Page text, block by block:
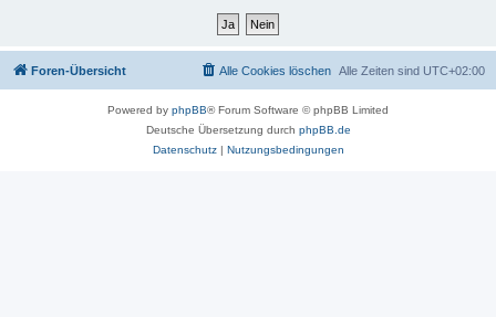
Foren-Übersicht Alle Zeiten sind UTC+02:00
Alle Cookies löschen
Powered by phpBB® Forum Software © phpBB Limited
Deutsche Übersetzung durch phpBB.de
Datenschutz| Nutzungsbedingungen